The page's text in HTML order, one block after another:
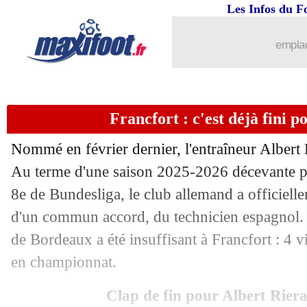
Les Infos du
Francfort : c'est déjà fini
Nommé en février dernier, l'entraîneur Albert
Au terme d'une saison 2025-2026 décevante
8e de Bundesliga, le club allemand a
d'un commun accord, du technicien
de Bordeaux a été insuffisant à Francfort : 4
en championnat.
Clap de fin pour Albert
Lyon: Endrick est déjà rentré à
18/05 Nantes: le club condamne les
18/05 Monaco: Pocognoli pas inquiété ?
18/05 Lille: Genesio entretient le mystère
18/05 : Griezmann, juste un au
18/05 Real: départ acté pour Carvajal
: Traoré fixé sur son